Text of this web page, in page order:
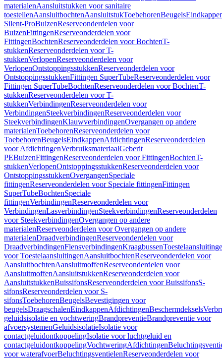
materialenAansluitstukken voor sanitaire
toestellenAansluitbochtenAansluitstukToebehorenBeugels
Silent-ProBuizenReserveonderdelen voor
BuizenFittingenReserveonderdelen voor
FittingenBochtenReserveonderdelen voor BochtenT-
stukkenReserveonderdelen voor T-
stukkenVerlopenReserveonderdelen voor
VerlopenOntstoppingsstukkenReserveonderdelen voor
OntstoppingsstukkenFittingen SuperTubeReserveonderdelen voor
Fittingen SuperTubeBochtenReserveonderdelen voor BochtenT-
stukkenReserveonderdelen voor T-
stukkenVerbindingenReserveonderdelen voor
VerbindingenSteekverbindingenReserveonderdelen voor
SteekverbindingenKlauwverbindingenOvergangen op andere
materialenToebehorenReserveonderdelen voor
ToebehorenBeugelsEindkappenAfdichtingenReserveonderdelen
voor AfdichtingenVerbruiksmateriaalGeberit
PEBuizenFittingenReserveonderdelen voor FittingenBochtenT-
stukkenVerlopenOntstoppingsstukkenReserveonderdelen voor
OntstoppingsstukkenOvergangenSpeciale
fittingenReserveonderdelen voor Speciale fittingenFittingen
SuperTubeBochtenSpeciale
fittingenVerbindingenReserveonderdelen voor
VerbindingenLasverbindingenSteekverbindingenReserveonderdelen
voor SteekverbindingenOvergangen op andere
materialenReserveonderdelen voor Overgangen op andere
materialenDraadverbindingenReserveonderdelen voor
DraadverbindingenFlensverbindingenKraagbussen
voor ToestelaansluitingenAansluitbochtenReserveonderdelen voor
AansluitbochtenAansluitmoffenReserveonderdelen voor
AansluitmoffenAansluitstukkenReserveonderdelen voor
AansluitstukkenBuissifonsReserveonderdelen voor BuissifonsS-
sifonsReserveonderdelen voor S-
sifonsToebehorenBeugelsBevestigingen voor
beugelsDraagschalenEindkappenAfdichtingenBeschermdeksels
geluidsisolatie en vochtweringBrandpreventieBrandpreventie voor
afvoersystemenGeluidsisolatieIsolatie voor
contactgeluidontkoppelingIsolatie voor luchtgeluid en
contactgeluidontkoppelingVochtweringAfdichtingen
voor waterafvoerBeluchtingsventielenReserveonderdelen voor